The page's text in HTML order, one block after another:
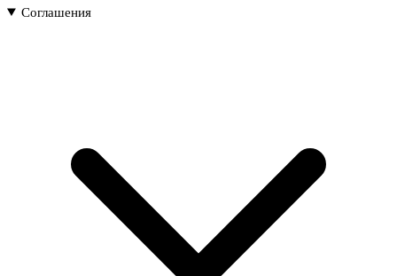
Соглашения